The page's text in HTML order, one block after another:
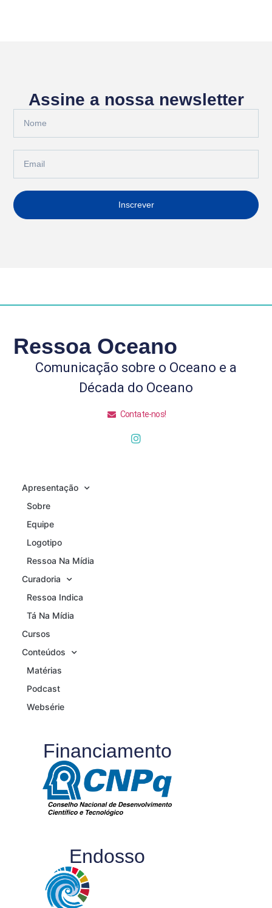
Assine a nossa newsletter
Inscrever
Ressoa Oceano
Comunicação sobre o Oceano e a
Década do Oceano
Contate-nos!
Apresentação
Sobre
Equipe
Logotipo
Ressoa Na Mídia
Curadoria
Ressoa Indica
Tá Na Mídia
Cursos
Conteúdos
Matérias
Podcast
Websérie
Financiamento
Endosso